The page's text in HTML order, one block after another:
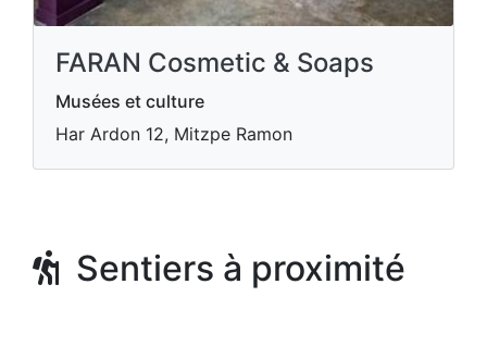
FARAN Cosmetic & Soaps
Musées et culture
Har Ardon 12, Mitzpe Ramon
Sentiers à proximité